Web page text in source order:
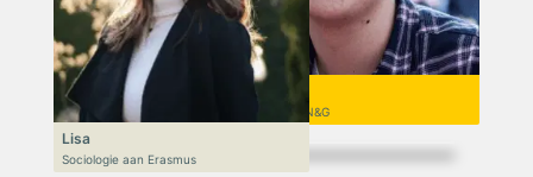
Niek
VWO 6, N&T/N&G
Lisa
Sociologie aan Erasmus